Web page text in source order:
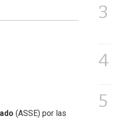
(ASSE) por las
3
4
5